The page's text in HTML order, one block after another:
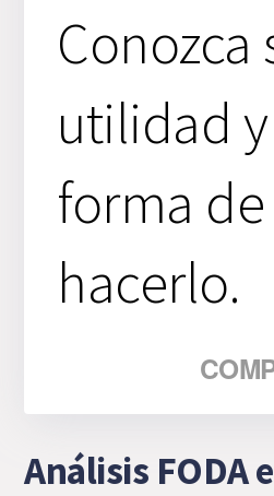
Conozca
utilidad
forma de
hacerlo.
Análisis FODA